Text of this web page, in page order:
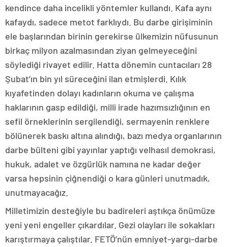
kendince daha incelikli yöntemler kullandı. Kafa aynı
kafaydı, sadece metot farklıydı. Bu darbe girişiminin
ele başlarından birinin gerekirse ülkemizin nüfusunun
birkaç milyon azalmasından ziyan gelmeyeceğini
söylediği rivayet edilir. Hatta dönemin cuntacıları 28
Şubat’ın bin yıl süreceğini ilan etmişlerdi. Kılık
kıyafetinden dolayı kadınların okuma ve çalışma
haklarının gasp edildiği, milli irade hazımsızlığının en
sefil örneklerinin sergilendiği, sermayenin renklere
bölünerek baskı altına alındığı, bazı medya organlarının
darbe bülteni gibi yayınlar yaptığı velhasıl demokrasi,
hukuk, adalet ve özgürlük namına ne kadar değer
varsa hepsinin çiğnendiği o kara günleri unutmadık,
unutmayacağız.
Milletimizin desteğiyle bu badireleri aştıkça önümüze
yeni yeni engeller çıkardılar. Gezi olayları ile sokakları
karıştırmaya çalıştılar. FETÖ’nün emniyet-yargı-darbe